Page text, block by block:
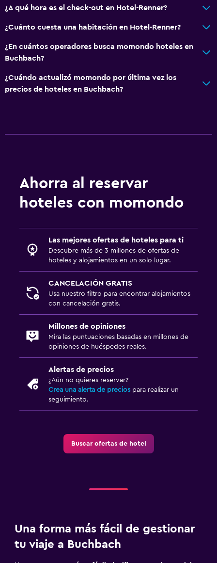
¿A qué hora es el check-out en Hotel-Renner?
¿Cuánto cuesta una habitación en Hotel-Renner?
¿En cuántos operadores busca momondo hoteles en
Buchbach?
¿Cuándo actualizó momondo por última vez los
precios de hoteles en Buchbach?
Ahorra al reservar
hoteles con momondo
Las mejores ofertas de hoteles para ti
Descubre más de 3 millones de ofertas de
hoteles y alojamientos en un solo lugar.
CANCELACIÓN GRATIS
Usa nuestro filtro para encontrar alojamientos
con cancelación gratis.
Millones de opiniones
Mira las puntuaciones basadas en millones de
opiniones de huéspedes reales.
Alertas de precios
¿Aún no quieres reservar?
Crea una alerta de precios para realizar un
seguimiento.
Buscar ofertas de hotel
Una forma más fácil de gestionar
tu viaje a Buchbach